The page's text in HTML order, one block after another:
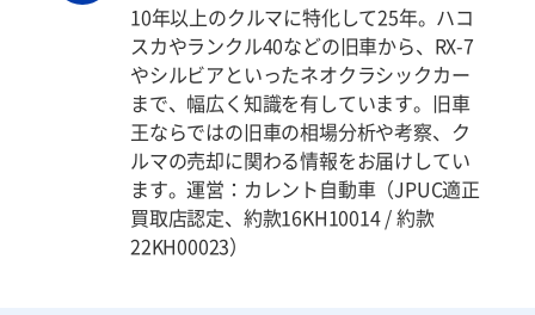
10年以上のクルマに特化して25年。ハコ
スカやランクル40などの旧車から、RX-7
やシルビアといったネオクラシックカー
まで、幅広く知識を有しています。旧車
王ならではの旧車の相場分析や考察、ク
ルマの売却に関わる情報をお届けしてい
ます。運営：カレント自動車（JPUC適正
買取店認定、約款16KH10014 / 約款
22KH00023）